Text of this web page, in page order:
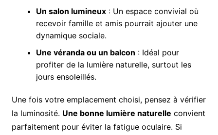
Un salon lumineux: Un espace convivial où
recevoir famille et amis pourrait ajouter une
dynamique sociale.
Une véranda ou un balcon : Idéal pour
profiter de la lumière naturelle, surtout les
jours ensoleillés.
Une fois votre emplacement choisi, pensez à vérifier
la luminosité. Une bonne lumière naturelle convient
parfaitement pour éviter la fatigue oculaire. Si